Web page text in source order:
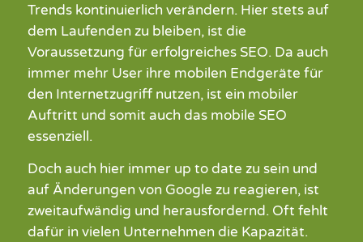
Trends kontinuierlich verändern. Hier stets auf
dem Laufenden zu bleiben, ist die
Voraussetzung für erfolgreiches SEO. Da auch
immer mehr User ihre mobilen Endgeräte für
den Internetzugriff nutzen, ist ein mobiler
Auftritt und somit auch das mobile SEO
essenziell.
Doch auch hier immer up to date zu sein und
auf Änderungen von Google zu reagieren, ist
zweitaufwändig und herausfordernd. Oft fehlt
dafür in vielen Unternehmen die Kapazität.